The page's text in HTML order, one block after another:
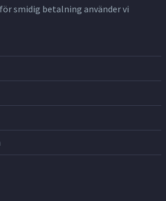
smidig betalning använder vi